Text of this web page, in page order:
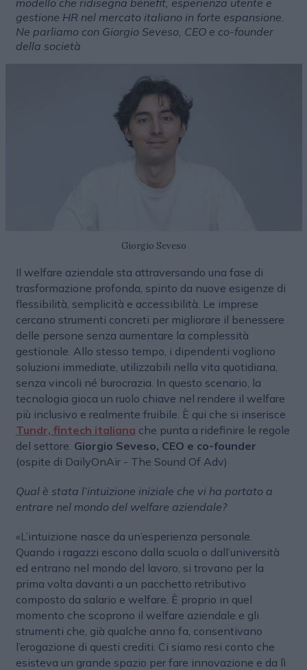
modello che ridisegna benefit, esperienza utente e
gestione HR nel mercato italiano in forte espansione.
Ne parliamo con Giorgio Seveso, CEO e co-founder
della società
Giorgio Seveso
Il welfare aziendale sta attraversando una fase di
trasformazione profonda, spinto da nuove esigenze di
flessibilità, semplicità e accessibilità. Le imprese
cercano strumenti concreti per migliorare il benessere
delle persone senza aumentare la complessità
gestionale. Allo stesso tempo, i dipendenti vogliono
soluzioni immediate, utilizzabili nella vita quotidiana,
senza vincoli né burocrazia. In questo scenario, la
tecnologia gioca un ruolo chiave nel rendere il welfare
più inclusivo e realmente fruibile. È qui che si inserisce
Tundr, fintech italiana che punta a ridefinire le regole
del settore. Giorgio Seveso, CEO e co-founder
(ospite di DailyOnAir - The Sound Of Adv)
Qual è stata l’intuizione iniziale che vi ha portato a
entrare nel mondo del welfare aziendale?
«L’intuizione nasce da un’esperienza personale.
Quando i ragazzi escono dalla scuola o dall’università
ed entrano nel mondo del lavoro, si trovano per la
prima volta davanti a un pacchetto retributivo
composto da salario e welfare. È proprio in quel
momento che scoprono il welfare aziendale e gli
strumenti che, già qualche anno fa, consentivano
l’erogazione di questi crediti. Ci siamo resi conto che
esisteva un grande spazio per fare innovazione e da lì